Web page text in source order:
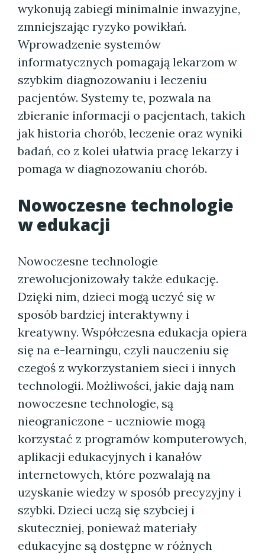
wykonują zabiegi minimalnie inwazyjne,
zmniejszając ryzyko powikłań.
Wprowadzenie systemów
informatycznych pomagają lekarzom w
szybkim diagnozowaniu i leczeniu
pacjentów. Systemy te, pozwala na
zbieranie informacji o pacjentach, takich
jak historia chorób, leczenie oraz wyniki
badań, co z kolei ułatwia pracę lekarzy i
pomaga w diagnozowaniu chorób.
Nowoczesne technologie
w edukacji
Nowoczesne technologie
zrewolucjonizowały także edukację.
Dzięki nim, dzieci mogą uczyć się w
sposób bardziej interaktywny i
kreatywny. Współczesna edukacja opiera
się na e-learningu, czyli nauczeniu się
czegoś z wykorzystaniem sieci i innych
technologii. Możliwości, jakie dają nam
nowoczesne technologie, są
nieograniczone - uczniowie mogą
korzystać z programów komputerowych,
aplikacji edukacyjnych i kanałów
internetowych, które pozwalają na
uzyskanie wiedzy w sposób precyzyjny i
szybki. Dzieci uczą się szybciej i
skuteczniej, ponieważ materiały
edukacyjne są dostępne w różnych